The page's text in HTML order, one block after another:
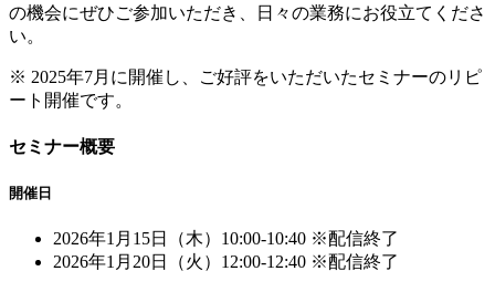
の機会にぜひご参加いただき、日々の業務にお役立てくださ
い。
※ 2025年7月に開催し、ご好評をいただいたセミナーのリピ
ート開催です。
セミナー概要
開催日
2026年1月15日（木）10:00-10:40 ※配信終了
2026年1月20日（火）12:00-12:40 ※配信終了